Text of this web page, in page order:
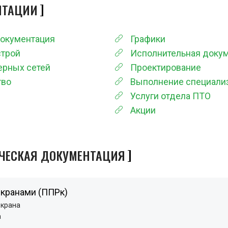
сетей
Графики
Исполнительная
Проектирование
Выполнение
Услуги отдела ПТО
Акции
ДОКУМЕНТАЦИЯ
кранами (ППРк)